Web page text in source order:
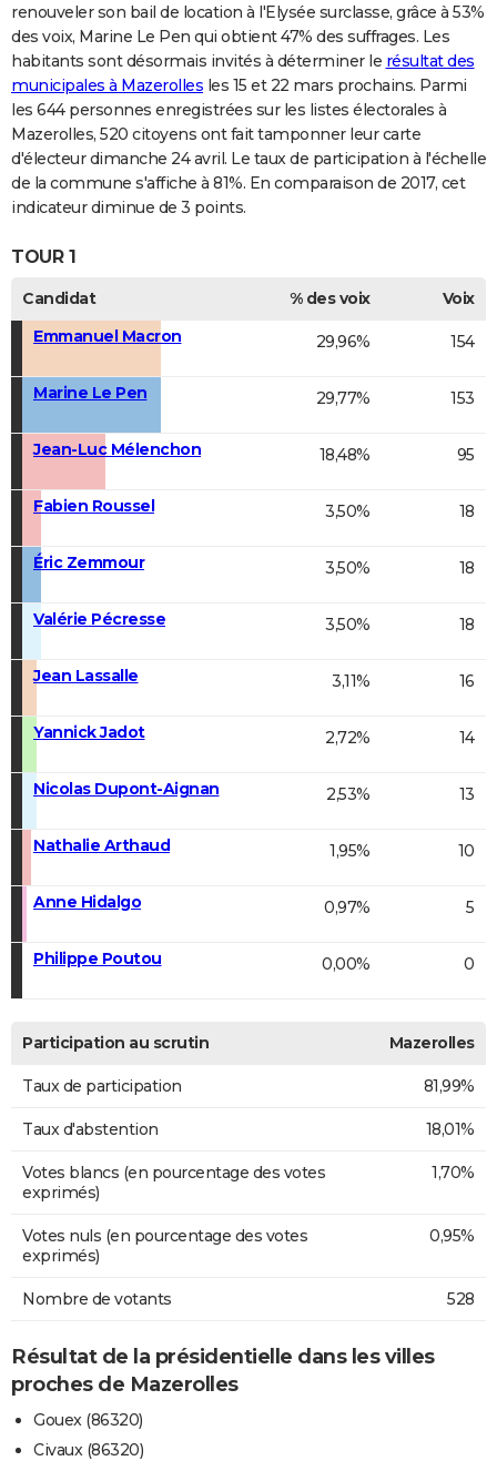
renouveler son bail de location à l'Elysée surclasse, grâce à 53%
des voix, Marine Le Pen qui obtient 47% des suffrages. Les
habitants sont désormais invités à déterminer le résultat des
municipales à Mazerolles les 15 et 22 mars prochains. Parmi
les 644 personnes enregistrées sur les listes électorales à
Mazerolles, 520 citoyens ont fait tamponner leur carte
d'électeur dimanche 24 avril. Le taux de participation à l'échelle
de la commune s'affiche à 81%. En comparaison de 2017, cet
indicateur diminue de 3 points.
TOUR 1
Candidat % des voix
Voix
Emmanuel Macron
29,96% 154
Marine Le Pen 29,77% 153
Jean-Luc Mélenchon 18,48% 95
Fabien Roussel 3,50% 18
Éric Zemmour 3,50% 18
Valérie Pécresse 3,50% 18
Jean Lassalle 3,11% 16
Yannick Jadot 2,72% 14
Nicolas Dupont-Aignan 2,53% 13
Nathalie Arthaud 1,95% 10
Anne Hidalgo 0,97% 5
Philippe Poutou 0,00% 0
Participation au scrutin Mazerolles
Taux de participation 81,99%
Taux d'abstention 18,01%
Votes blancs (en pourcentage des votes
exprimés)
1,70%
Votes nuls (en pourcentage des votes
exprimés)
0,95%
Nombre de votants 528
Résultat de la présidentielle dans les villes
proches de Mazerolles
Gouex (86320)
Civaux (86320)